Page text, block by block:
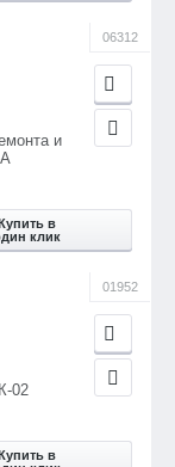
06312
и
в
клик
01952
02
в